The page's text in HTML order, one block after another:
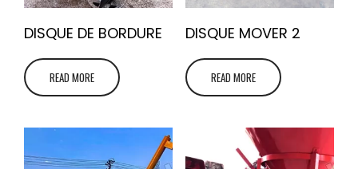
DISQUE DE BORDURE
READ MORE
DISQUE MOVER 2
READ MORE